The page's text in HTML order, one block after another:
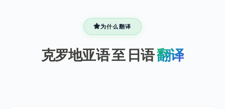
为什么翻译
克罗地亚语 至 日语翻译